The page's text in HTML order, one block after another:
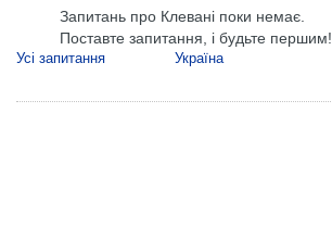
Запитань про Клевані поки немає.
Поставте запитання, і будьте першим!
Усі запитання Україна